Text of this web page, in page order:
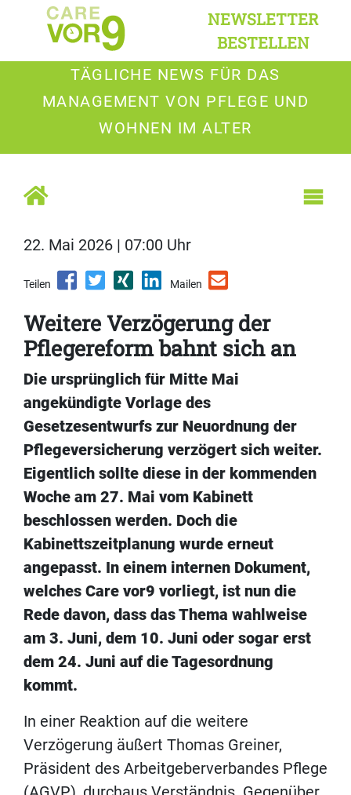
NEWSLETTER
BESTELLEN
TÄGLICHE NEWS FÜR DAS
MANAGEMENT VON PFLEGE UND
WOHNEN IM ALTER
22. Mai 2026 | 07:00 Uhr
Teilen Mailen
Weitere Verzögerung der
Pflegereform bahnt sich an
Die ursprünglich für Mitte Mai
angekündigte Vorlage des
Gesetzesentwurfs zur Neuordnung der
Pflegeversicherung verzögert sich weiter.
Eigentlich sollte diese in der kommenden
Woche am 27. Mai vom Kabinett
beschlossen werden. Doch die
Kabinettszeitplanung wurde erneut
angepasst. In einem internen Dokument,
welches Care vor9 vorliegt, ist nun die
Rede davon, dass das Thema wahlweise
am 3. Juni, dem 10. Juni oder sogar erst
dem 24. Juni auf die Tagesordnung
kommt.
In einer Reaktion auf die weitere
Verzögerung äußert Thomas Greiner,
Präsident des Arbeitgeberverbandes Pflege